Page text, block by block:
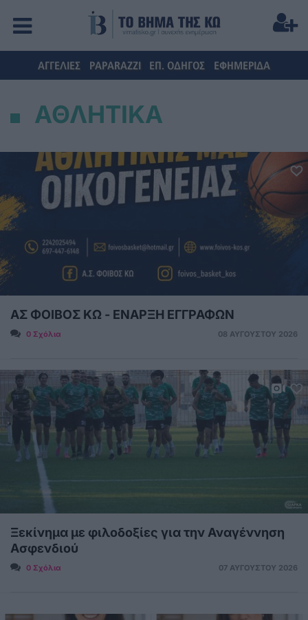
ΑΓΓΕΛΙΕΣ PAPARAZZI ΕΠ. ΟΔΗΓΟΣ ΕΦΗΜΕΡΙΔΑ
ΑΘΛΗΤΙΚΑ
ΑΣ ΦΟΙΒΟΣ ΚΩ - ΕΝΑΡΞΗ ΕΓΓΡΑΦΩΝ
0 Σχόλια 08 ΑΥΓΟΎΣΤΟΥ 2026
Ξεκίνημα με φιλοδοξίες για την Αναγέννηση
Ασφενδιού
0 Σχόλια 07 ΑΥΓΟΎΣΤΟΥ 2026